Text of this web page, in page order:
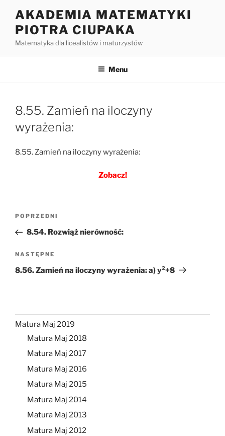
treści
AKADEMIA MATEMATYKI
PIOTRA CIUPAKA
Matematyka dla licealistów i maturzystów
Menu
8.55. Zamień na iloczyny
wyrażenia:
8.55. Zamień na iloczyny wyrażenia:
Zobacz!
Nawigacja
Poprzedni
wpis
POPRZEDNI
8.54. Rozwiąż nierówność:
Następny
wpis
NASTĘPNE
8.56. Zamień na iloczyny wyrażenia: a) y²+8
Matura Maj 2019
Matura Maj 2018
Matura Maj 2017
Matura Maj 2016
Matura Maj 2015
Matura Maj 2014
Matura Maj 2013
Matura Maj 2012